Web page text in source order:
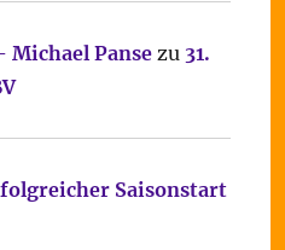
Michael Pansezu 31.
Saisonstart